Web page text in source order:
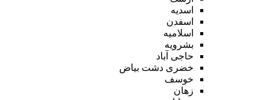
اسدیه
اسفدن
اسلامیه
بشرویه
حاجی آباد
خضری دشت بیاض
خوسف
زهان